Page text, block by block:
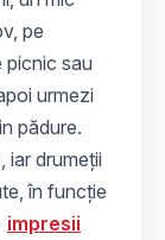
pe
picnic sau
urmezi
pădure.
iar drumeții
în funcție
impresii